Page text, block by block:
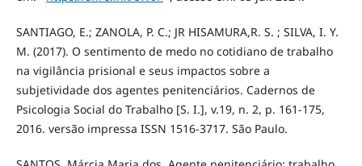
SANTIAGO, E.; ZANOLA, P. C.; JR HISAMURA,R. S. ; SILVA, I. Y.
M. (2017). O sentimento de medo no cotidiano de trabalho
na vigilância prisional e seus impactos sobre a
subjetividade dos agentes penitenciários. Cadernos de
Psicologia Social do Trabalho [S. I.], v.19, n. 2, p. 161-175,
2016. versão impressa ISSN 1516-3717. São Paulo.